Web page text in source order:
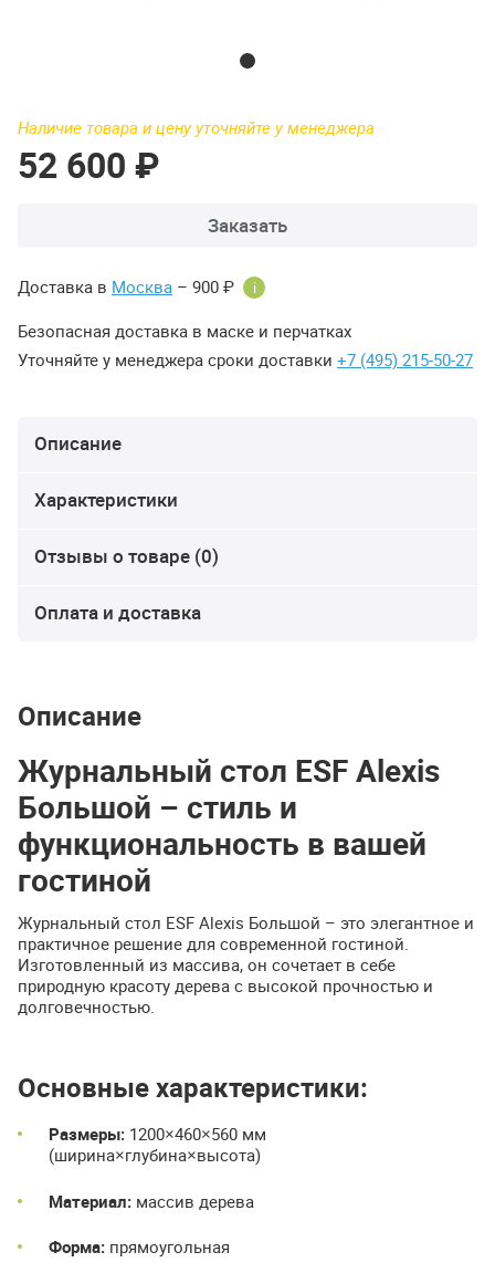
Наличие товара и цену уточняйте у менеджера
52 600 ₽
Заказать
Доставка в Москва – 900 ₽ i
Безопасная доставка в маске и перчатках
Уточняйте у менеджера сроки доставки +7 (495) 215-50-27
Описание
Характеристики
Отзывы о товаре (0)
Оплата и доставка
Описание
Журнальный стол ESF Alexis
Большой – стиль и
функциональность в вашей
гостиной
Журнальный стол ESF Alexis Большой – это элегантное и
практичное решение для современной гостиной.
Изготовленный из массива, он сочетает в себе
природную красоту дерева с высокой прочностью и
долговечностью.
Основные характеристики:
Размеры: 1200×460×560 мм
(ширина×глубина×высота)
Материал: массив дерева
Форма: прямоугольная